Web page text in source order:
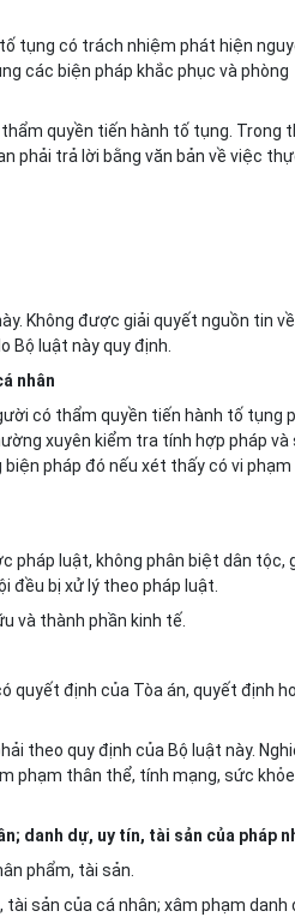
tụng có trách nhiệm phát hiện
các biện pháp khắc phục và phòng
quyền tiến hành tố tụng. Trong
phải trả lời bằng văn bản về việc
Không được giải quyết nguồn tin
Bộ luật này quy định.
nhân
có thẩm quyền tiến hành tố tụng
xuyên kiểm tra tính hợp pháp và
pháp đó nếu xét thấy có vi phạm
pháp luật, không phân biệt dân tộc,
đều bị xử lý theo pháp luật.
và thành phần kinh tế.
quyết định của Tòa án, quyết định
theo quy định của Bộ luật này.
phạm thân thể, tính mạng, sức khỏe
danh dự, uy tín, tài sản của pháp
phẩm, tài sản.
sản của cá nhân; xâm phạm danh